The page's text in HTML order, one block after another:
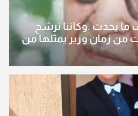
يحدث .وكاننا نرشح
لوزارة ( الثقافة ) التي ماتت من زمان وزير يمثلها من
العراقية..